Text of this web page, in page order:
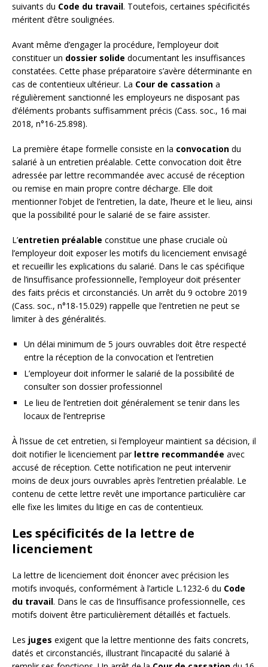
suivants du Code du travail. Toutefois, certaines spécificités
méritent d’être soulignées.
Avant même d’engager la procédure, l’employeur doit
constituer un dossier solide documentant les insuffisances
constatées. Cette phase préparatoire s’avère déterminante en
cas de contentieux ultérieur. La Cour de cassation a
régulièrement sanctionné les employeurs ne disposant pas
d’éléments probants suffisamment précis (Cass. soc., 16 mai
2018, n°16-25.898).
La première étape formelle consiste en la convocation du
salarié à un entretien préalable. Cette convocation doit être
adressée par lettre recommandée avec accusé de réception
ou remise en main propre contre décharge. Elle doit
mentionner l’objet de l’entretien, la date, l’heure et le lieu, ainsi
que la possibilité pour le salarié de se faire assister.
L’entretien préalable constitue une phase cruciale où
l’employeur doit exposer les motifs du licenciement envisagé
et recueillir les explications du salarié. Dans le cas spécifique
de l’insuffisance professionnelle, l’employeur doit présenter
des faits précis et circonstanciés. Un arrêt du 9 octobre 2019
(Cass. soc., n°18-15.029) rappelle que l’entretien ne peut se
limiter à des généralités.
Un délai minimum de 5 jours ouvrables doit être respecté
entre la réception de la convocation et l’entretien
L’employeur doit informer le salarié de la possibilité de
consulter son dossier professionnel
Le lieu de l’entretien doit généralement se tenir dans les
locaux de l’entreprise
À l’issue de cet entretien, si l’employeur maintient sa décision, il
doit notifier le licenciement par lettre recommandée avec
accusé de réception. Cette notification ne peut intervenir
moins de deux jours ouvrables après l’entretien préalable. Le
contenu de cette lettre revêt une importance particulière car
elle fixe les limites du litige en cas de contentieux.
Les spécificités de la lettre de
licenciement
La lettre de licenciement doit énoncer avec précision les
motifs invoqués, conformément à l’article L.1232-6 du Code
du travail. Dans le cas de l’insuffisance professionnelle, ces
motifs doivent être particulièrement détaillés et factuels.
Les juges exigent que la lettre mentionne des faits concrets,
datés et circonstanciés, illustrant l’incapacité du salarié à